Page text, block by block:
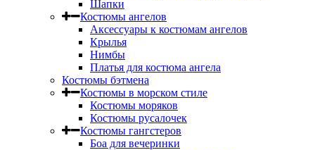
Шапки
Костюмы ангелов
Аксессуары к костюмам ангелов
Крылья
Нимбы
Платья для костюма ангела
Костюмы бэтмена
Костюмы в морском стиле
Костюмы моряков
Костюмы русалочек
Костюмы гангстеров
Боа для вечеринки